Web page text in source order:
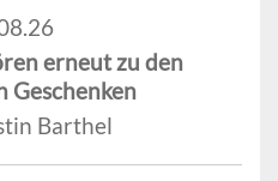
erneut zu den
Geschenken
Barthel